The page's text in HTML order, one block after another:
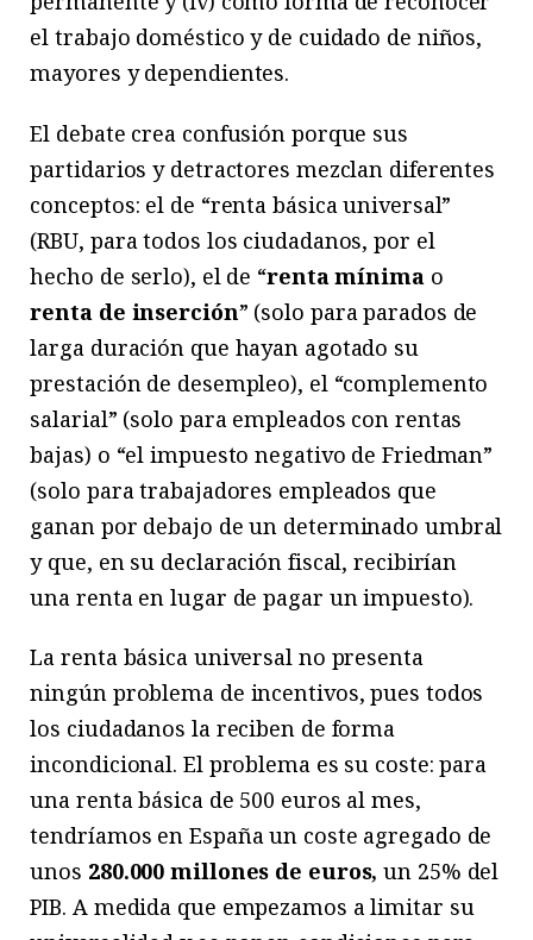
el trabajo doméstico y de cuidado de niños,
mayores y dependientes.
El debate crea confusión porque sus
partidarios y detractores mezclan diferentes
conceptos: el de “renta básica universal”
(RBU, para todos los ciudadanos, por el
hecho de serlo), el de “renta mínima o
renta de inserción” (solo para parados de
larga duración que hayan agotado su
prestación de desempleo), el “complemento
salarial” (solo para empleados con rentas
bajas) o “el impuesto negativo de Friedman”
(solo para trabajadores empleados que
ganan por debajo de un determinado umbral
y que, en su declaración fiscal, recibirían
una renta en lugar de pagar un impuesto).
La renta básica universal no presenta
ningún problema de incentivos, pues todos
los ciudadanos la reciben de forma
incondicional. El problema es su coste: para
una renta básica de 500 euros al mes,
tendríamos en España un coste agregado de
unos 280.000 millones de euros, un 25% del
PIB. A medida que empezamos a limitar su